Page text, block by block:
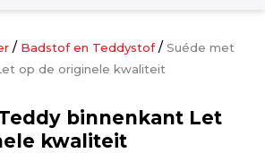
Damesstoffen
/ Badstof en Teddystof/ Suéde met
op de originele kwaliteit
binnenkant Let
kwaliteit